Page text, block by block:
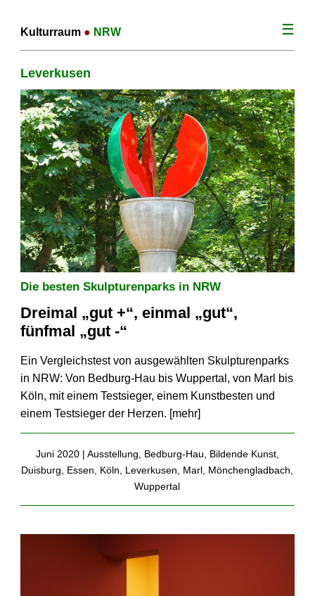
Kulturraum ● NRW ☰
Leverkusen
Die besten Skulpturenparks in NRW
Dreimal „gut +“, einmal „gut“,
fünfmal „gut -“
Ein Vergleichstest von ausgewählten Skulpturenparks
in NRW: Von Bedburg-Hau bis Wuppertal, von Marl bis
Köln, mit einem Testsieger, einem Kunstbesten und
einem Testsieger der Herzen. [mehr]
Juni 2020 | Ausstellung Bedburg-Hau Bildende Kunst,
Duisburg
Essen Köln Leverkusen Marl Mönchengladbach
Wuppertal